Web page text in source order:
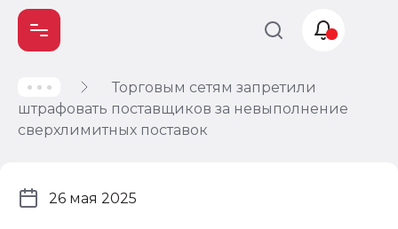
Торговым сетям запретили
штрафовать поставщиков за невыполнение
сверхлимитных поставок
26 мая 2025
Учет и
налогообложение